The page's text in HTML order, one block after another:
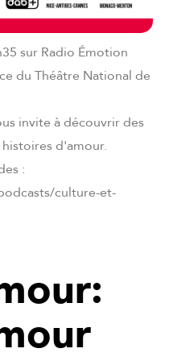
sur Radio Émotion
du Théâtre National de
invite à découvrir des
d'amour.
:
culture-et-